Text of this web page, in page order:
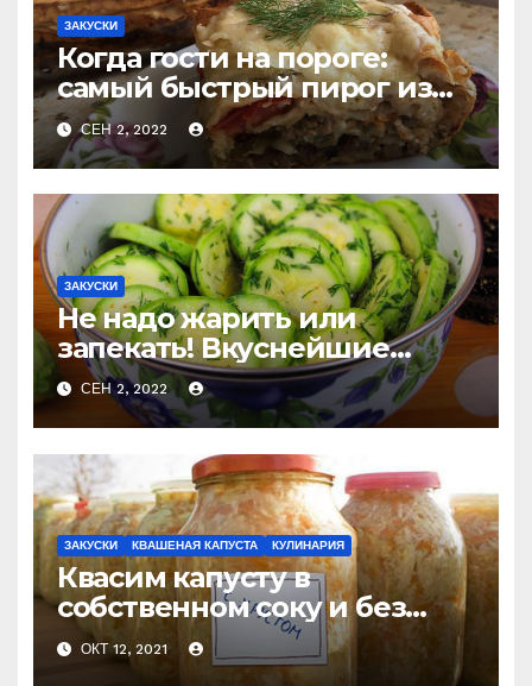
ЗАКУСКИ
Когда гости на пороге:
самый быстрый пирог из
лаваша с тремя начинками
СЕН 2, 2022
ЗАКУСКИ
Не надо жарить или
запекать! Вкуснейшие
маринованные кабачки за
считанные минуты
СЕН 2, 2022
ЗАКУСКИ КВАШЕНАЯ КАПУСТА КУЛИНАРИЯ
Квасим капусту в
собственном соку и без
добавления рассола!
Простой способ.
ОКТ 12, 2021